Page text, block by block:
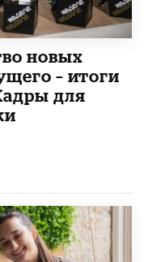
новых
– итоги
для